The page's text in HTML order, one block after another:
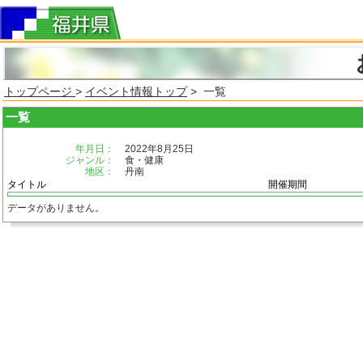
トップページ > イベント情報トップ> 一覧
一覧
年月日：
2022年8月25日
ジャンル：
食・健康
地区：
丹南
タイトル
開催期間
データがありません。